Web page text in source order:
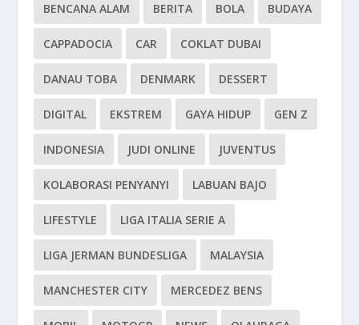
BENCANA ALAM BERITA BOLA BUDAYA
CAPPADOCIA CAR COKLAT DUBAI
DANAU TOBA DENMARK DESSERT
DIGITAL EKSTREM GAYA HIDUP GEN Z
INDONESIA JUDI ONLINE JUVENTUS
KOLABORASI PENYANYI LABUAN BAJO
LIFESTYLE LIGA ITALIA SERIE A
LIGA JERMAN BUNDESLIGA MALAYSIA
MANCHESTER CITY MERCEDEZ BENS